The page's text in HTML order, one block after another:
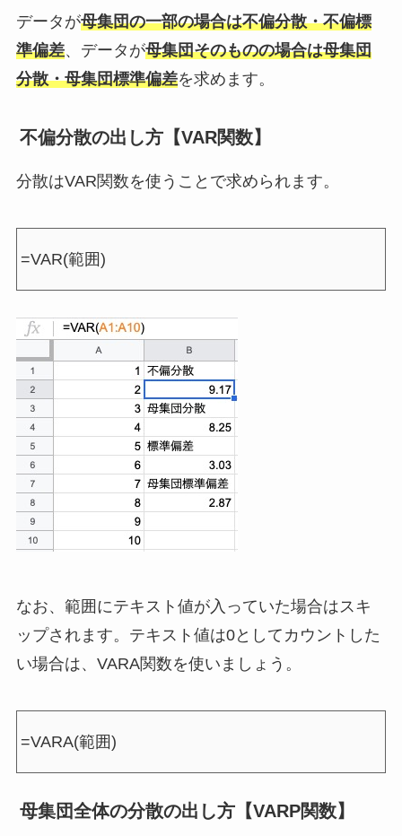
データが母集団の一部の場合は不偏分散・不偏標
準偏差、データが母集団そのものの場合は母集団
分散・母集団標準偏差を求めます。
不偏分散の出し方【VAR関数】
分散はVAR関数を使うことで求められます。
=VAR(範囲)
なお、範囲にテキスト値が入っていた場合はスキ
ップされます。テキスト値は0としてカウントした
い場合は、VARA関数を使いましょう。
=VARA(範囲)
母集団全体の分散の出し方【VARP関数】